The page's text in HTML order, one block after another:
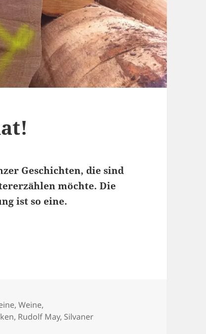
Geschichten, die sind
möchte. Die
ist so eine.
,Weine,
, Rudolf May, Silvaner